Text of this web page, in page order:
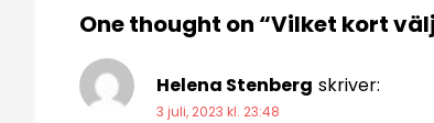
One thought on “Vilket kort
Helena Stenberg skriver:
3 juli, 2023 kl. 23:48